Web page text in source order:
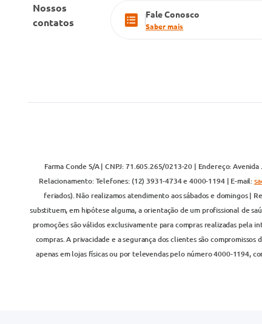
Nossos
contatos
Fale Conosco
Saber mais
Farma Conde S/A | CNPJ: 71.605.265/0213-20 | Endereço:
Relacionamento: Telefones: (12) 3931-4734 e 4000-1194 | E-mail:
feriados). Não realizamos atendimento aos sábados e domingos |
substituem, em hipótese alguma, a orientação de um profissional de
promoções são válidos exclusivamente para compras realizadas pela
compras. A privacidade e a segurança dos clientes são
apenas em lojas físicas ou por televendas pelo número 4000-1194,